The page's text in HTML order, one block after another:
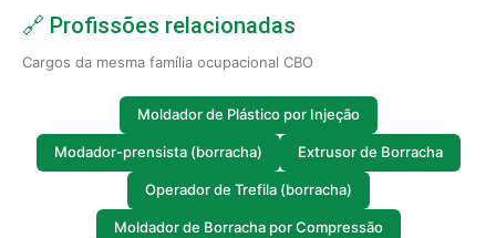
🔗 Profissões relacionadas
Cargos da mesma família ocupacional CBO
Moldador de Plástico por Injeção
Modador-prensista (borracha) Extrusor de Borracha
Operador de Trefila (borracha)
Moldador de Borracha por Compressão